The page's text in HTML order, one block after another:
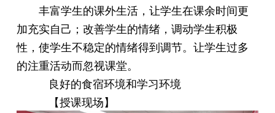
丰富学生的课外生活，让学生在课余时间更
加充实自己；改善学生的情绪，调动学生积极
性，使学生不稳定的情绪得到调节。让学生过多
的注重活动而忽视课堂。
良好的食宿环境和学习环境
【授课现场】